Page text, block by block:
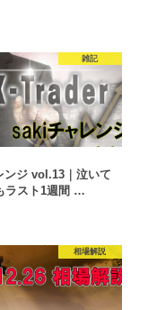
雑記
ンジ vol.13｜泣いて
ラスト1週間 …
相場解説